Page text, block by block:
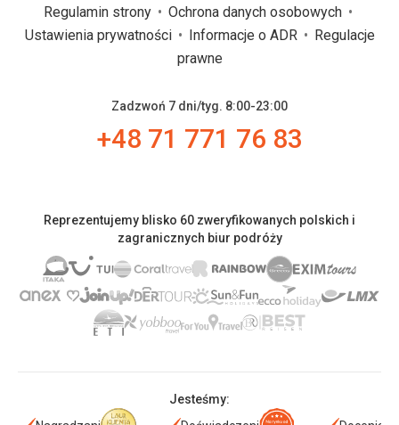
Regulamin strony
Ochrona danych osobowych
Ustawienia prywatności
Informacje o ADR
Regulacje
prawne
Zadzwoń 7 dni/tyg. 8:00-23:00
+48 71 771 76 83
Reprezentujemy blisko 60 zweryfikowanych polskich i
zagranicznych biur podróży
Jesteśmy: